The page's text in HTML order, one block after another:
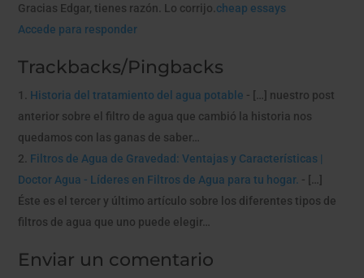
Gracias Edgar, tienes razón. Lo corrijo. cheap essays
Accede para responder
Trackbacks/Pingbacks
Historia del tratamiento del agua potable - […] nuestro post
anterior sobre el filtro de agua que cambió la historia nos
quedamos con las ganas de saber…
Filtros de Agua de Gravedad: Ventajas y Características |
Doctor Agua - Líderes en Filtros de Agua para tu hogar. - […]
Éste es el tercer y último artículo sobre los diferentes tipos de
filtros de agua que uno puede elegir…
Enviar un comentario